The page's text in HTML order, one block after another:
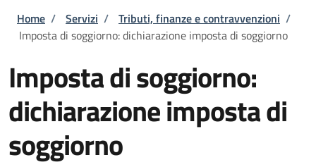
Briciole di pane
Home / Servizi / Tributi, finanze e contravvenzioni /
Imposta di soggiorno: dichiarazione imposta di soggiorno
Imposta di soggiorno:
dichiarazione imposta di
soggiorno